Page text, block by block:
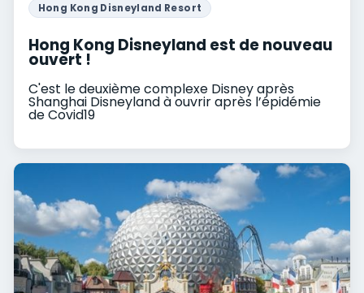
Hong Kong Disneyland Resort
Hong Kong Disneyland est de nouveau
ouvert !
C'est le deuxième complexe Disney après
Shanghai Disneyland à ouvrir après l’épidémie
de Covid19